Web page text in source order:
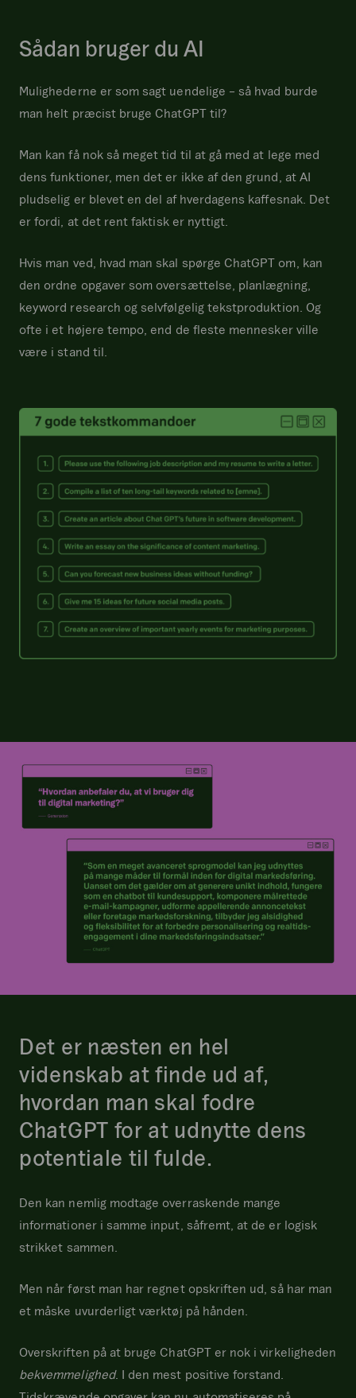
Sådan bruger du AI
Mulighederne er som sagt uendelige – så hvad burde
man helt præcist bruge ChatGPT til?
Man kan få nok så meget tid til at gå med at lege med
dens funktioner, men det er ikke af den grund, at AI
pludselig er blevet en del af hverdagens kaffesnak. Det
er fordi, at det rent faktisk er nyttigt.
Hvis man ved, hvad man skal spørge ChatGPT om, kan
den ordne opgaver som oversættelse, planlægning,
keyword research og selvfølgelig tekstproduktion. Og
ofte i et højere tempo, end de fleste mennesker ville
være i stand til.
Det er næsten en hel
videnskab at finde ud af,
hvordan man skal fodre
ChatGPT for at udnytte dens
potentiale til fulde.
Den kan nemlig modtage overraskende mange
informationer i samme input, såfremt, at de er logisk
strikket sammen.
Men når først man har regnet opskriften ud, så har man
et måske uvurderligt værktøj på hånden.
Overskriften på at bruge ChatGPT er nok i virkeligheden
bekvemmelighed. I den mest positive forstand.